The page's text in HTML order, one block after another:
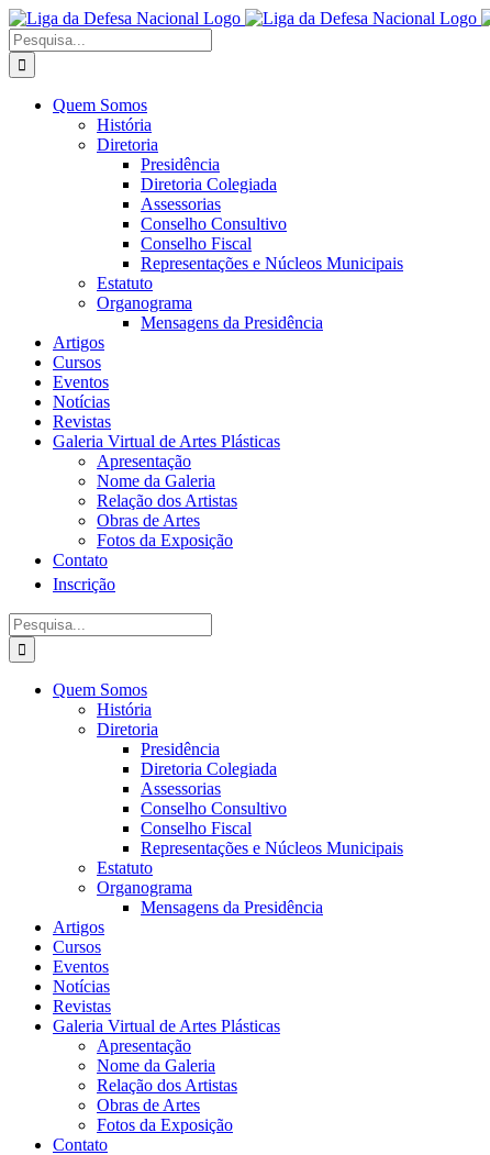
Ir
para
o
conteúdo
Facebook
X
Instagram
Procurar
por:
Quem Somos
História
Diretoria
Presidência
Diretoria Colegiada
Assessorias
Conselho Consultivo
Conselho Fiscal
Representações e Núcleos Municipais
Estatuto
Organograma
Mensagens da Presidência
Artigos
Cursos
Eventos
Notícias
Revistas
Galeria Virtual de Artes Plásticas
Apresentação
Nome da Galeria
Relação dos Artistas
Obras de Artes
Fotos da Exposição
Contato
Inscrição
Procurar
por:
Quem Somos
História
Diretoria
Presidência
Diretoria Colegiada
Assessorias
Conselho Consultivo
Conselho Fiscal
Representações e Núcleos Municipais
Estatuto
Organograma
Mensagens da Presidência
Artigos
Cursos
Eventos
Notícias
Revistas
Galeria Virtual de Artes Plásticas
Apresentação
Nome da Galeria
Relação dos Artistas
Obras de Artes
Fotos da Exposição
Contato